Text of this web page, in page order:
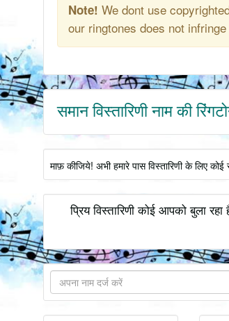
Note! We dont use
our ringtones does not
समान विस्तारिणी नाम की
माफ़ कीजिये! अभी हमारे पास विस्तारिणी के लिए
प्रिय विस्तारिणी कोई आपको बुला